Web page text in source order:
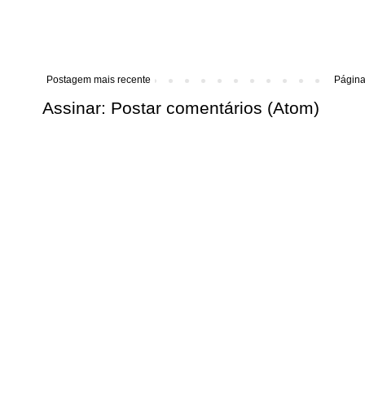
Postagem mais recente
Assinar: Postar comentários (Atom)